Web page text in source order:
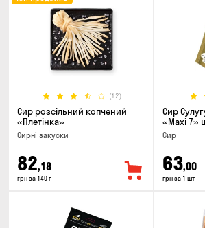
(12)
Сир розсільний копчений
«Плетінка»
Сирні закуски
82,18
грн за 140 г
Сир
«Maxi 7»
Сир
63,00
грн за 1 шт